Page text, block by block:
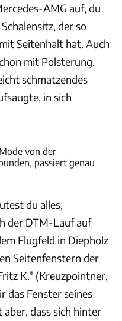
AMG auf, du
der so
Seitenhalt hat. Auch
mit Polsterung.
schmatzendes
in sich
von der
passiert genau
du alles,
der DTM-Lauf auf
Flugfeld in Diepholz
Seitenfenstern der
K." (Kreuzpointner,
das Fenster seines
dass sich hinter